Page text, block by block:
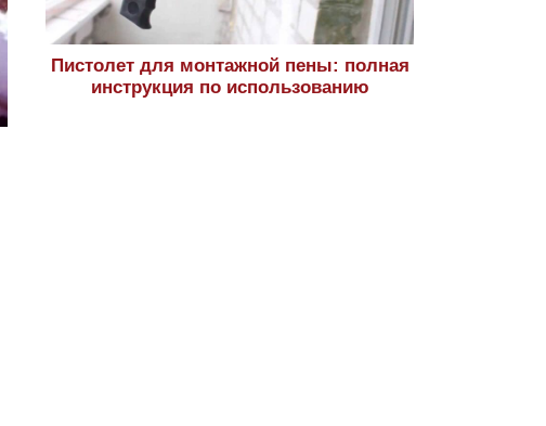
Пистолет для монтажной пены: полная
инструкция по использованию